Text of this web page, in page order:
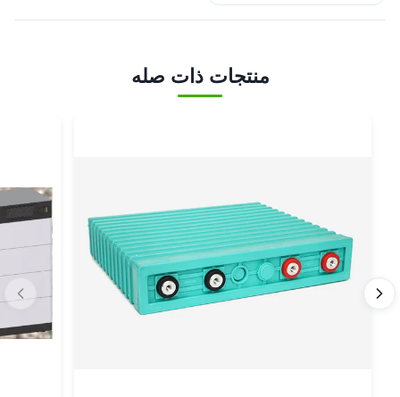
منتجات ذات صله